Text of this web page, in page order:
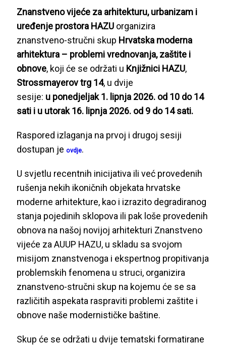
Znanstveno vijeće za arhitekturu, urbanizam i
uređenje prostora HAZU organizira
znanstveno-stručni skup Hrvatska moderna
arhitektura – problemi vrednovanja, zaštite i
obnove, koji će se održati u Knjižnici HAZU,
Strossmayerov trg 14, u dvije
sesije: u ponedjeljak 1. lipnja 2026. od 10 do 14
sati i u utorak 16. lipnja 2026. od 9 do 14 sati.
Raspored izlaganja na prvoj i drugoj sesiji
dostupan je ovdje.
U svjetlu recentnih inicijativa ili već provedenih
rušenja nekih ikoničnih objekata hrvatske
moderne arhitekture, kao i izrazito degradiranog
stanja pojedinih sklopova ili pak loše provedenih
obnova na našoj novijoj arhitekturi Znanstveno
vijeće za AUUP HAZU, u skladu sa svojom
misijom znanstvenoga i ekspertnog propitivanja
problemskih fenomena u struci, organizira
znanstveno-stručni skup na kojemu će se sa
različitih aspekata raspraviti problemi zaštite i
obnove naše modernističke baštine.
Skup će se održati u dvije tematski formatirane